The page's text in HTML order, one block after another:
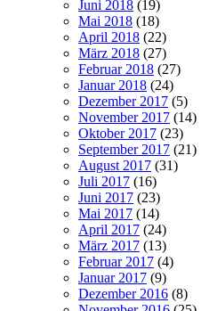
Juni 2018 (19)
Mai 2018 (18)
April 2018 (22)
März 2018 (27)
Februar 2018 (27)
Januar 2018 (24)
Dezember 2017 (5)
November 2017 (14)
Oktober 2017 (23)
September 2017 (21)
August 2017 (31)
Juli 2017 (16)
Juni 2017 (23)
Mai 2017 (14)
April 2017 (24)
März 2017 (13)
Februar 2017 (4)
Januar 2017 (9)
Dezember 2016 (8)